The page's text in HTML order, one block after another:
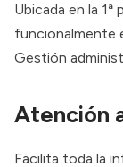
Ubicada en la
funcionalmente
Gestión
Atención
Facilita toda la